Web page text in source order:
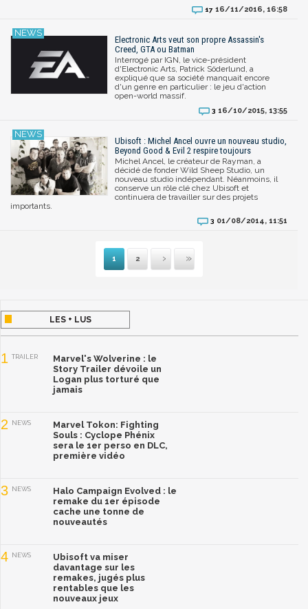
17 16/11/2016, 16:58
Electronic Arts veut son propre Assassin's
Creed, GTA ou Batman
Interrogé par IGN, le vice-président
d'Electronic Arts, Patrick Söderlund, a
expliqué que sa société manquait encore
d'un genre en particulier : le jeu d'action
open-world massif.
3 16/10/2015, 13:55
Ubisoft : Michel Ancel ouvre un nouveau studio,
Beyond Good & Evil 2 respire toujours
Michel Ancel, le créateur de Rayman, a
décidé de fonder Wild Sheep Studio, un
nouveau studio indépendant. Néanmoins, il
conserve un rôle clé chez Ubisoft et
continuera de travailler sur des projets
importants.
3 01/08/2014, 11:51
1 2
Suivante
Dernière
LES + LUS
1 TRAILER
Marvel's Wolverine : le
Story Trailer dévoile un
Logan plus torturé que
jamais
2 NEWS
Marvel Tokon: Fighting
Souls : Cyclope Phénix
sera le 1er perso en DLC,
première vidéo
3 NEWS
Halo Campaign Evolved : le
remake du 1er épisode
cache une tonne de
nouveautés
4 NEWS
Ubisoft va miser
davantage sur les
remakes, jugés plus
rentables que les
nouveaux jeux